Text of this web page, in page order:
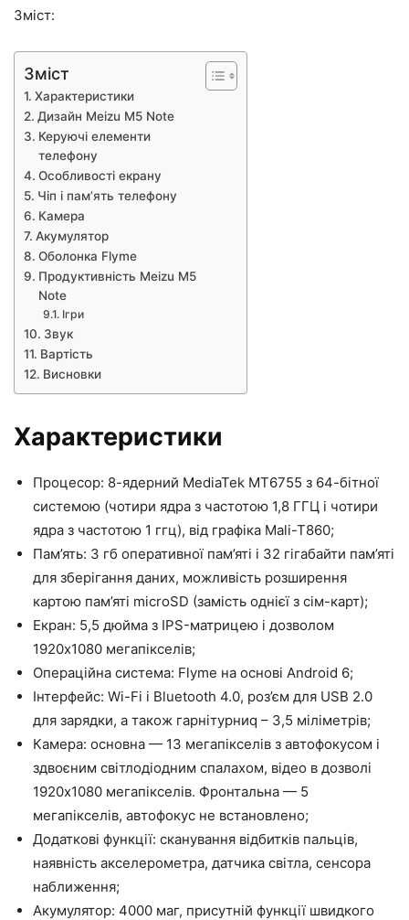
Зміст:
Зміст
Характеристики
Дизайн Meizu M5 Note
Керуючі елементи
телефону
Особливості екрану
Чіп і пам’ять телефону
Камера
Акумулятор
Оболонка Flyme
Продуктивність Meizu M5
Note
Ігри
Звук
Вартість
Висновки
Характеристики
Процесор: 8-ядерний MediaTek MT6755 з 64-бітної
системою (чотири ядра з частотою 1,8 ГГЦ і чотири
ядра з частотою 1 ггц), від графіка Mali-T860;
Пам’ять: 3 гб оперативної пам’яті і 32 гігабайти пам’яті
для зберігання даних, можливість розширення
картою пам’яті microSD (замість однієї з сім-карт);
Екран: 5,5 дюйма з IPS-матрицею і дозволом
1920х1080 мегапікселів;
Операційна система: Flyme на основі Android 6;
Інтерфейс: Wi-Fi і Bluetooth 4.0, роз’єм для USB 2.0
для зарядки, а також гарнітурниq – 3,5 міліметрів;
Камера: основна — 13 мегапікселів з автофокусом і
здвоєним світлодіодним спалахом, відео в дозволі
1920х1080 мегапікселів. Фронтальна — 5
мегапікселів, автофокус не встановлено;
Додаткові функції: сканування відбитків пальців,
наявність акселерометра, датчика світла, сенсора
наближення;
Акумулятор: 4000 маг, присутній функції швидкого